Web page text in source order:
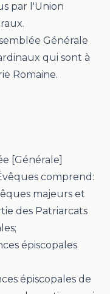
par l'Union
Générale
qui sont à
Romaine.
[Générale]
comprend:
majeurs et
des Patriarcats
épiscopales
épiscopales de